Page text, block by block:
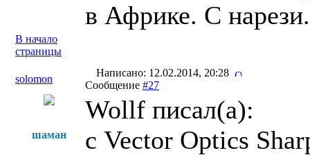
в Африке. С
В начало
страницы
solomon
Написано: 12.02.2014, 20:28
Сообщение #27
шаман
Wollf писал(a):
с Vector Optics